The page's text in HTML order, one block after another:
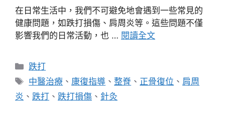
在日常生活中，我們不可避免地會遇到一些常見的
健康問題，如跌打損傷、肩周炎等。這些問題不僅
影響我們的日常活動，也 … 閱讀全文
分
類
跌打
標
籤
中醫治療 、 康復指導 、整脊 、 正骨復位 、 肩周
炎 、 跌打 、 跌打損傷 、 針灸